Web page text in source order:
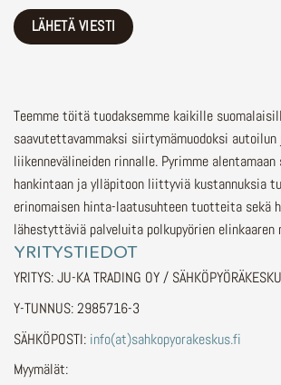
Teemme töitä tuodaksemme kaikille
saavutettavammaksi siirtymämuodoksi
liikennevälineiden rinnalle. Pyrimme alentamaan
hankintaan ja ylläpitoon liittyviä kustannuksia
erinomaisen hinta-laatusuhteen tuotteita sekä
lähestyttäviä palveluita polkupyörien elinkaaren
YRITYSTIEDOT
YRITYS: JU-KA TRADING OY /
Y-TUNNUS: 2985716-3
SÄHKÖPOSTI: info(at)sahkopyorakeskus.fi
Myymälät: